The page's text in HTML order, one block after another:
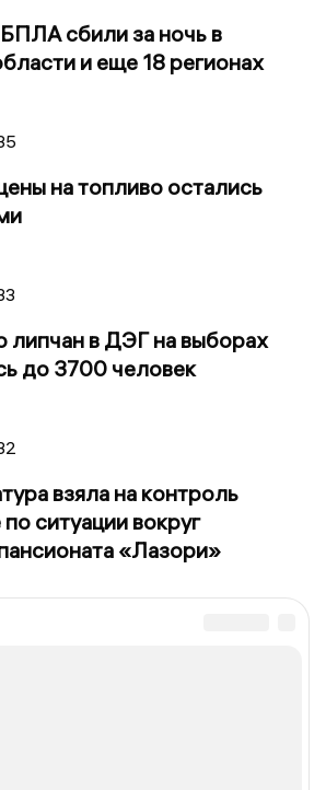
сбили за ночь в
и еще 18 регионах
на топливо остались
липчан в ДЭГ на выборах
до 3700 человек
взяла на контроль
ситуации вокруг
«Лазори»